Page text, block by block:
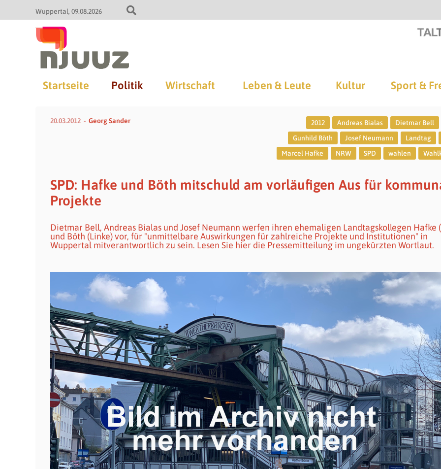
Wuppertal 09.08.2026
Startseite Politik Wirtschaft Leben & Leute Kultur Sport &
20.03.2012 Georg Sander 2012 Andreas Bialas Dietmar Bell
Gunhild Böth
Josef Neumann Landtag
Marcel Hafke
NRW SPD wahlen
SPD: Hafke und Böth mitschuld am vorläufigen Aus für
Projekte
Dietmar Bell, Andreas Bialas und Josef Neumann werfen ihren ehemaligen Landtagskollegen Hafke
und Böth (Linke) vor, für "unmittelbare Auswirkungen für zahlreiche Projekte und Institutionen" in
Wuppertal mitverantwortlich zu sein. Lesen Sie hier die Pressemitteilung im ungekürzten Wortlaut.